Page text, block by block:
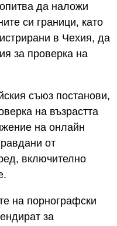
да наложи
си граници, като
в Чехия, да
за проверка на
съюз постанови,
на възрастта
на онлайн
от
включително
на порнографски
за